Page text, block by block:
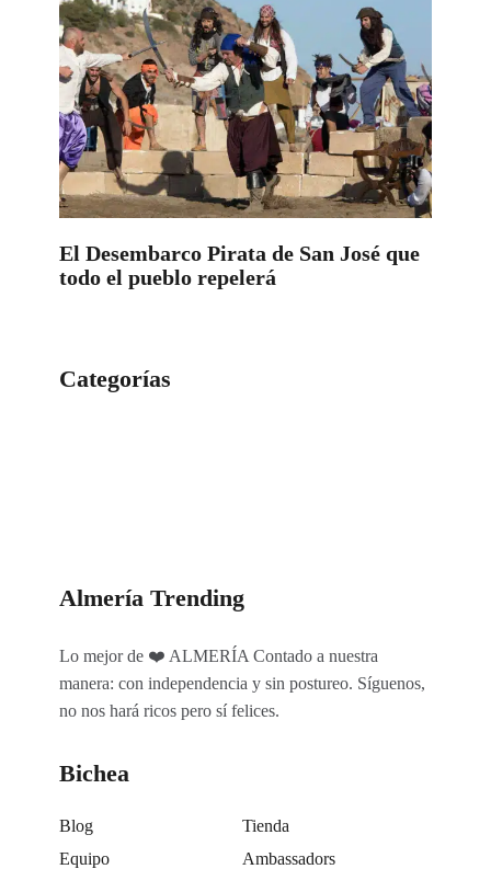
El Desembarco Pirata de San José que
todo el pueblo repelerá
Categorías
Almería Trending
Lo mejor de ❤️ ALMERÍA Contado a nuestra
manera: con independencia y sin postureo. Síguenos,
no nos hará ricos pero sí felices.
Bichea
Blog
Tienda
Equipo
Ambassadors